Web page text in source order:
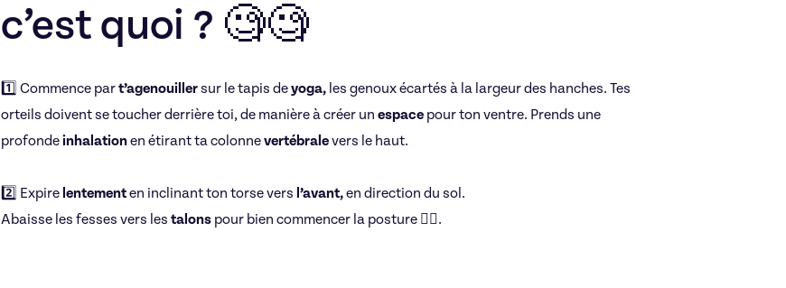
c’est quoi ? 🧐🧐
1️⃣ Commence part’agenouillersur le tapis deyoga, les genoux écartés à la largeur des hanches. Tes
orteils doivent se toucher derrière toi, de manière à créer un espace pour ton ventre. Prends une
profondeinhalationen étirant ta colonnevertébralevers le haut.
2️⃣ Expirelentementen inclinant ton torse vers l’avant,en direction du sol.
Abaisse les fesses vers les talons pour bien commencer la posture 🧎‍♀️.